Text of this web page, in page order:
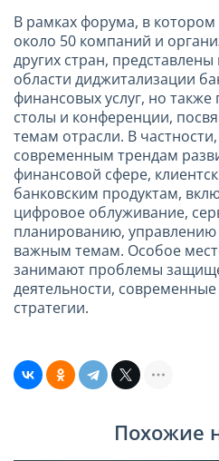
В рамках форума, в
около 50 компаний и
других стран,
области диджитализации
финансовых услуг, но также
столы и конференции,
темам отрасли. В
современным трендам
финансовой сфере,
банковским продуктам,
цифровое облуживание,
планированию,
важным темам. Особое
занимают проблемы
деятельности, современные
стратегии.
Похожие